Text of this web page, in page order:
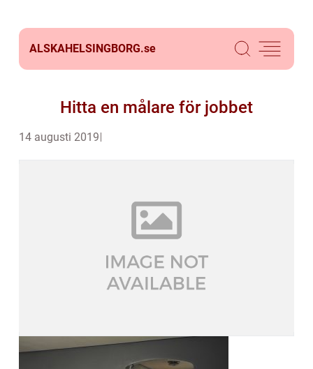
ALSKAHELSINGBORG.se
Hitta en målare för jobbet
14 augusti 2019